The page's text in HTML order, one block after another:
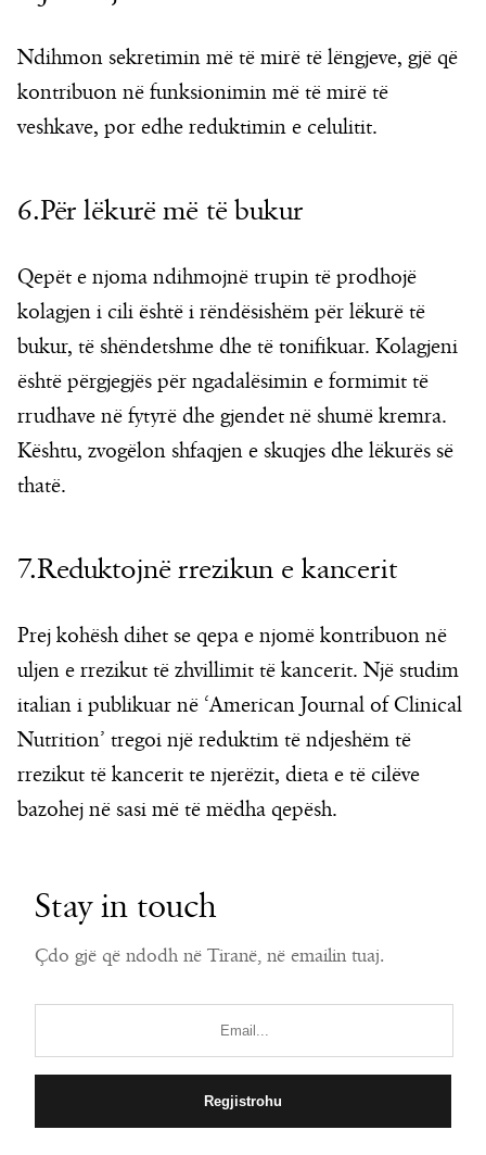
Ndihmon sekretimin më të mirë të lëngjeve, gjë që
kontribuon në funksionimin më të mirë të
veshkave, por edhe reduktimin e celulitit.
6.Për lëkurë më të bukur
Qepët e njoma ndihmojnë trupin të prodhojë
kolagjen i cili është i rëndësishëm për lëkurë të
bukur, të shëndetshme dhe të tonifikuar. Kolagjeni
është përgjegjës për ngadalësimin e formimit të
rrudhave në fytyrë dhe gjendet në shumë kremra.
Kështu, zvogëlon shfaqjen e skuqjes dhe lëkurës së
thatë.
7.Reduktojnë rrezikun e kancerit
Prej kohësh dihet se qepa e njomë kontribuon në
uljen e rrezikut të zhvillimit të kancerit. Një studim
italian i publikuar në ‘American Journal of Clinical
Nutrition’ tregoi një reduktim të ndjeshëm të
rrezikut të kancerit te njerëzit, dieta e të cilëve
bazohej në sasi më të mëdha qepësh.
Stay in touch
Çdo gjë që ndodh në Tiranë, në emailin tuaj.